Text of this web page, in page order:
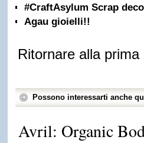
#CraftAsylum Scrap
Agau gioielli!!
Ritornare alla prima
Possono interessarti anche
Avril: Organic